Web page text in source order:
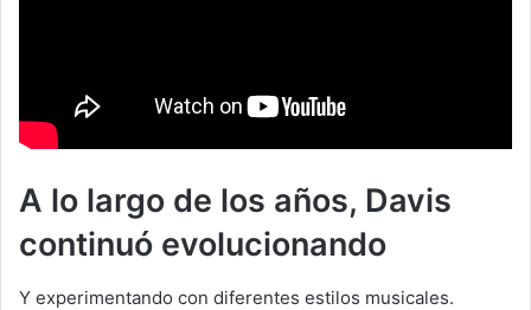
A lo largo de los años, Davis
continuó evolucionando
Y experimentando con diferentes estilos musicales.